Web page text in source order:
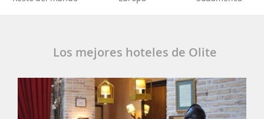
Los mejores hoteles de Olite